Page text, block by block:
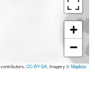
+
−
contributors, CC-BY-SA , Imagery ©Mapbox